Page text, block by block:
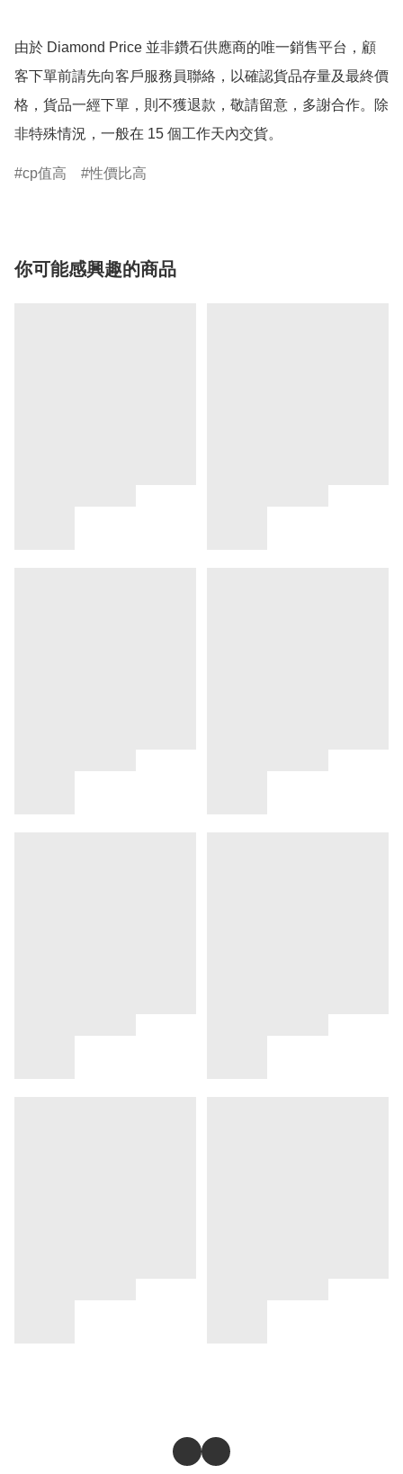
由於 Diamond Price 並非鑽石供應商的唯一銷售平台，顧
客下單前請先向客戶服務員聯絡，以確認貨品存量及最終價
格，貨品一經下單，則不獲退款，敬請留意，多謝合作。除
非特殊情況，一般在 15 個工作天內交貨。
cp值高 性價比高
你可能感興趣的商品